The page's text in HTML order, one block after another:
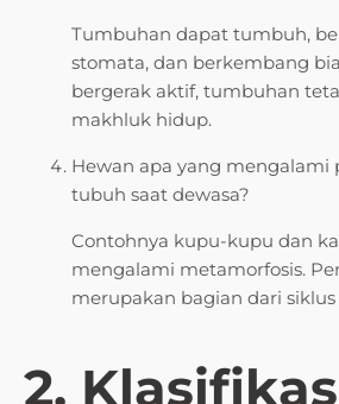
Tumbuhan dapat tumbuh,
stomata, dan berkembang
bergerak aktif, tumbuhan
makhluk hidup.
Hewan apa yang
tubuh saat dewasa?
Contohnya kupu-kupu dan
mengalami metamorfosis.
merupakan bagian dari
2.